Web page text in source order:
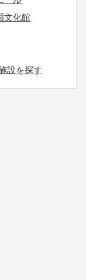
文化館
設を探す